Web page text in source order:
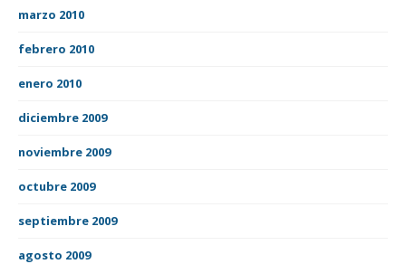
marzo 2010
febrero 2010
enero 2010
diciembre 2009
noviembre 2009
octubre 2009
septiembre 2009
agosto 2009